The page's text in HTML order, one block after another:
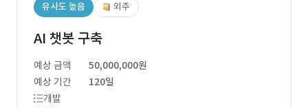
유사도 높음 외주
AI 챗봇 구축
예상 금액
50,000,000원
예상 기간
120일
개발